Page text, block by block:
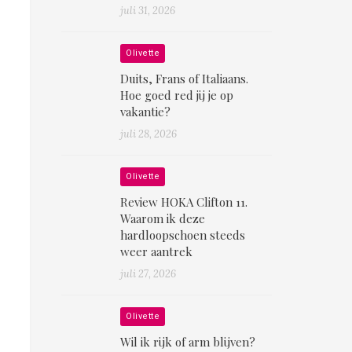
juli 31, 2026
Olivette
Duits, Frans of Italiaans.
Hoe goed red jij je op
vakantie?
juli 28, 2026
Olivette
Review HOKA Clifton 11.
Waarom ik deze
hardloopschoen steeds
weer aantrek
juli 27, 2026
Olivette
Wil ik rijk of arm blijven?